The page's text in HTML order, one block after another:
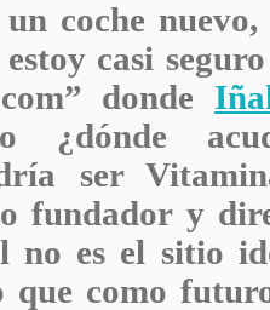
un coche
casi
donde
¿dónde
ser
fundador y
no es el sitio
que como